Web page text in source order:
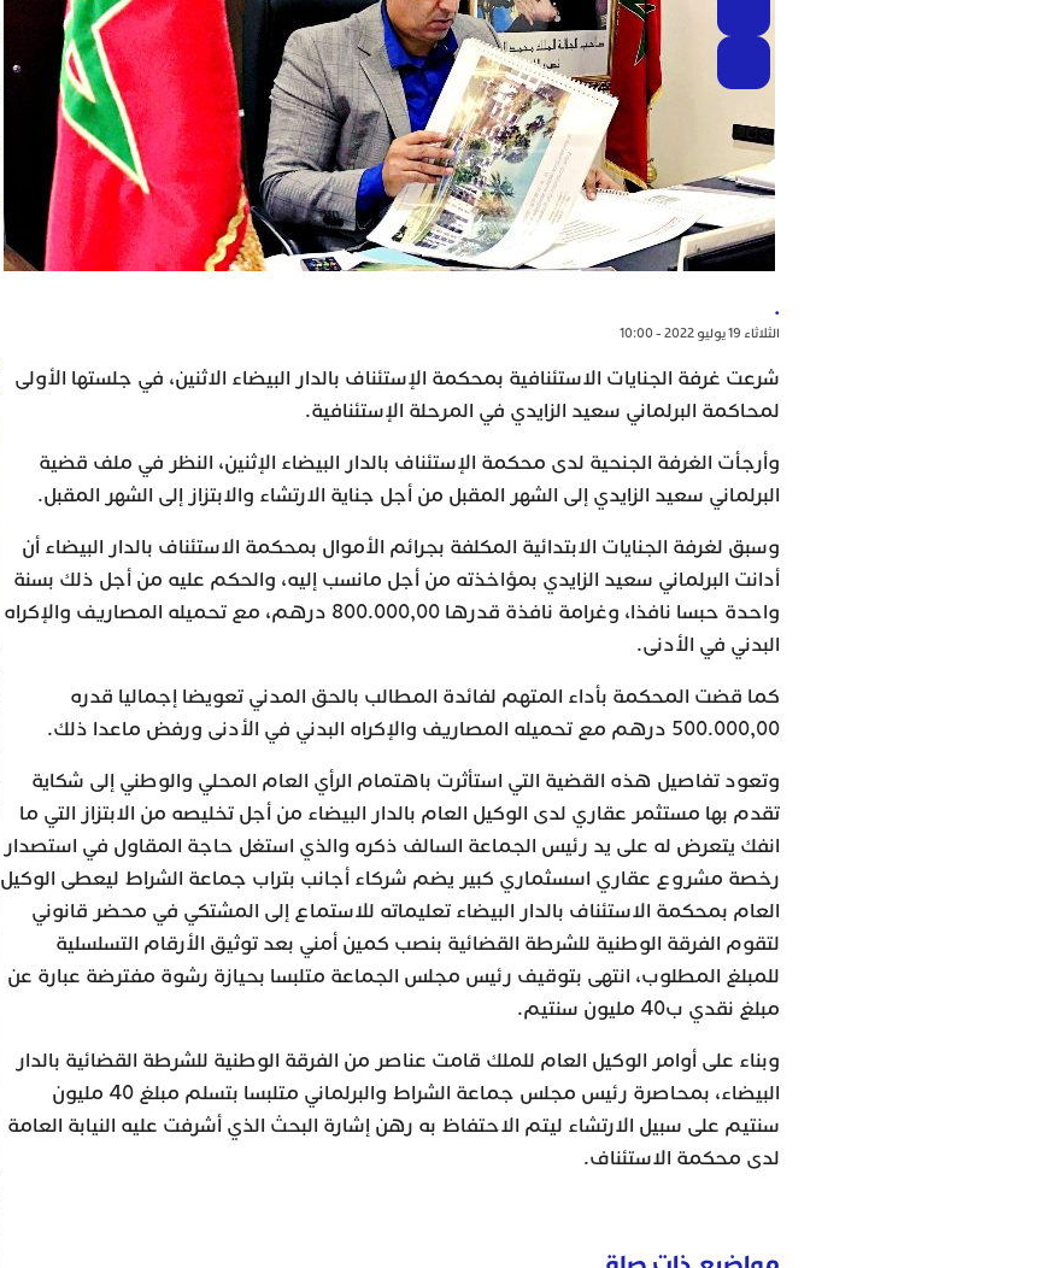
.
الثلاثاء 19 يوليو 2022 - 10:00
شرعت غرفة الجنايات الاستئنافية بمحكمة الإستئناف بالدار البيضاء الاثنين، في جلستها الأولى
لمحاكمة البرلماني سعيد الزايدي في المرحلة الإستئنافية.
وأرجأت الغرفة الجنحية لدى محكمة الإستئناف بالدار البيضاء الإثنين، النظر في ملف قضية
البرلماني سعيد الزايدي إلى الشهر المقبل من أجل جناية الارتشاء والابتزاز إلى الشهر المقبل.
وسبق لغرفة الجنايات الابتدائية المكلفة بجرائم الأموال بمحكمة الاستئناف بالدار البيضاء أن
أدانت البرلماني سعيد الزايدي بمؤاخذته من أجل مانسب إليه، والحكم عليه من أجل ذلك بسنة
واحدة حبسا نافذا، وغرامة نافذة قدرها 800.000,00 درهم، مع تحميله المصاريف والإكراه
البدني في الأدنى.
كما قضت المحكمة بأداء المتهم لفائدة المطالب بالحق المدني تعويضا إجماليا قدره
500.000,00 درهم مع تحميله المصاريف والإكراه البدني في الأدنى ورفض ماعدا ذلك.
وتعود تفاصيل هذه القضية التي استأثرت باهتمام الرأي العام المحلي والوطني إلى شكاية
تقدم بها مستثمر عقاري لدى الوكيل العام بالدار البيضاء من أجل تخليصه من الابتزاز التي ما
انفك يتعرض له على يد رئيس الجماعة السالف ذكره والذي استغل حاجة المقاول في استصدار
رخصة مشروع عقاري اسسثماري كبير يضم شركاء أجانب بتراب جماعة الشراط ليعطى الوكيل
العام بمحكمة الاستئناف بالدار البيضاء تعليماته للاستماع إلى المشتكي في محضر قانوني
لتقوم الفرقة الوطنية للشرطة القضائية بنصب كمين أمني بعد توثيق الأرقام التسلسلية
للمبلغ المطلوب، انتهى بتوقيف رئيس مجلس الجماعة متلبسا بحيازة رشوة مفترضة عبارة عن
مبلغ نقدي ب40 مليون سنتيم.
وبناء على أوامر الوكيل العام للملك قامت عناصر من الفرقة الوطنية للشرطة القضائية بالدار
البيضاء، بمحاصرة رئيس مجلس جماعة الشراط والبرلماني متلبسا بتسلم مبلغ 40 مليون
سنتيم على سبيل الارتشاء ليتم الاحتفاظ به رهن إشارة البحث الذي أشرفت عليه النيابة العامة
لدى محكمة الاستئناف.